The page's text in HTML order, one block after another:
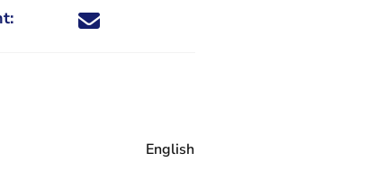
Deel dit nieuwsbericht via X - U verlaat
Deel dit nieuwsbericht via Facebook - U
Deel dit nieuwsbericht via e-mail
Deel dit nieuwsbericht via LinkedIn - U
English